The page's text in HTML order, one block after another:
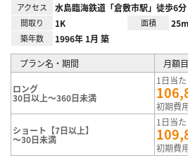
アクセス 水島臨海鉄道「倉敷市駅」徒歩6分
間取り 1K 面積
築年数 1996年 1月 築
プラン名・期間 月額
ロング
30日以上～360日未満
1日当
初期費
ショート【7日以上】
～30日未満
1日当
初期費